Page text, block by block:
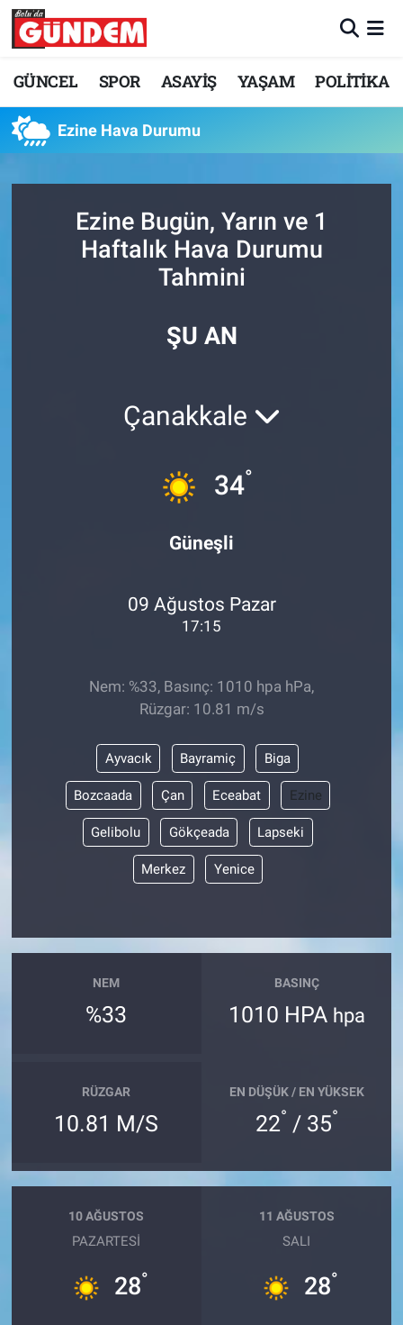
GÜNCEL SPOR ASAYİŞ YAŞAM POLİTİKA
Ezine Hava Durumu
Ezine Bugün, Yarın ve 1
Haftalık Hava Durumu
Tahmini
ŞU AN
Çanakkale
34°
Güneşli
09 Ağustos Pazar
17:15
Nem: %33, Basınç: 1010 hpa hPa,
Rüzgar: 10.81 m/s
Ayvacık Bayramiç Biga
Bozcaada Çan Eceabat Ezine
Gelibolu Gökçeada Lapseki
Merkez Yenice
NEM
%33
BASINÇ
1010 HPA hpa
RÜZGAR
10.81 M/S
EN DÜŞÜK / EN YÜKSEK
22° / 35°
10 AĞUSTOS
PAZARTESI
28°
11 AĞUSTOS
SALI
28°
Merkez Nöbetçi Eczaneler
Tüm Manşetler